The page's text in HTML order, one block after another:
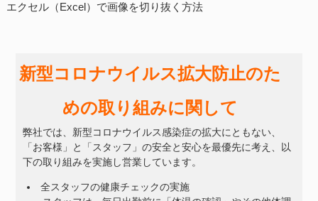
エクセル（Excel）で画像を切り抜く方法
新型コロナウイルス拡大防止のた
めの取り組みに関して
弊社では、新型コロナウイルス感染症の拡大にともない、
「お客様」と「スタッフ」の安全と安心を最優先に考え、以
下の取り組みを実施し営業しています。
全スタッフの健康チェックの実施